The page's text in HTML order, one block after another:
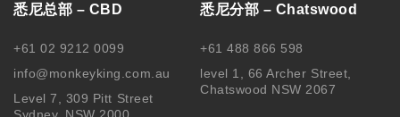
悉尼总部 – CBD
+61 02 9212 0099
info@monkeyking.com.au
Level 7, 309 Pitt Street
Sydney, NSW 2000
悉尼分部 – Chatswood
+61 488 866 598
level 1, 66 Archer Street,
Chatswood NSW 2067